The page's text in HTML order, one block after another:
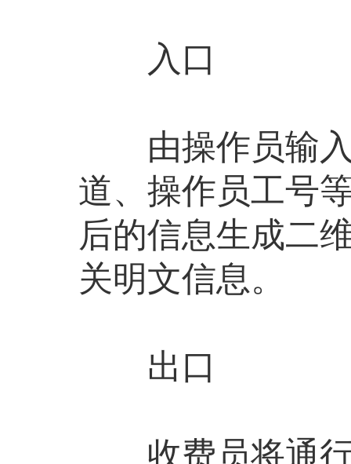
入口
由操作员输入
道、操作员工号
后的信息生成二
关明文信息。
出口
收费员将通行